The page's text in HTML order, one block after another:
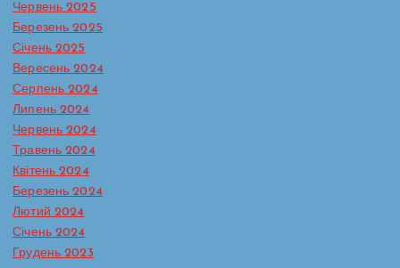
Червень 2025
Березень 2025
Січень 2025
Вересень 2024
Серпень 2024
Липень 2024
Червень 2024
Травень 2024
Квітень 2024
Березень 2024
Лютий 2024
Січень 2024
Грудень 2023
поводження з дітьми
Сторінка практичного психолога
Кожна дитина має право на захист